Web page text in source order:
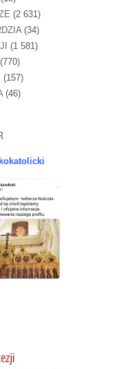
(2 631)
(34)
(1 581)
(770)
(157)
(46)